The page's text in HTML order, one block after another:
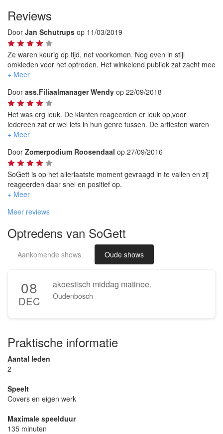
Reviews
Door Jan Schutrups op 11/03/2019
Ze waren keurig op tijd, net voorkomen. Nog even in stijl
omkleden voor het optreden. Het winkelend publiek zat zacht mee
te zingen en genoten zichtbaar van hun optreden.
Door ass.Filiaalmanager Wendy op 22/09/2018
Het was erg leuk. De klanten reageerden er leuk op,voor
iedereen zat er wel iets in hun genre tussen. De artiesten waren
erg vriendelijk!
Door Zomerpodium Roosendaal op 27/09/2016
SoGett is op het allerlaatste moment gevraagd in te vallen en zij
reageerden daar snel en positief op.
Zij brengen een warm optreden, waarbij contact met het publiek
gehoor.
Meer reviews
Optredens van SoGett
Aankomende shows Oude shows
08
DEC
akoestisch middag matinee.
Oudenbosch
Praktische informatie
Aantal leden
2
Speelt
Covers en eigen werk
Maximale speelduur
135 minuten